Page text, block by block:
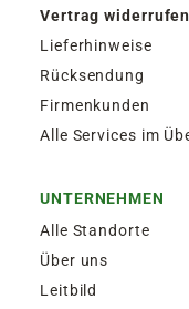
Vertrag widerrufen
Lieferhinweise
Rücksendung
Firmenkunden
Alle Services im
UNTERNEHMEN
Alle Standorte
Über uns
Leitbild